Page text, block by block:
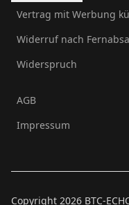
Vertrag mit Werbung
Widerruf nach
Widerspruch
AGB
Impressum
Copyright 2026 BTC-